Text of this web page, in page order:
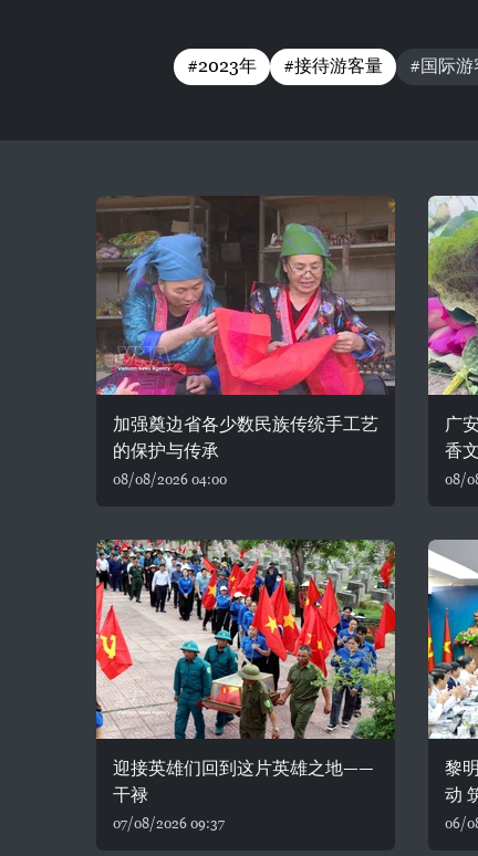
#2023年 #接待游客量 #国际游
加强奠边省各少数民族传统手工艺
的保护与传承
08/08/2026 04:00
广
香
08/
迎接英雄们回到这片英雄之地——
干禄
07/08/2026 09:37
黎
动
06/